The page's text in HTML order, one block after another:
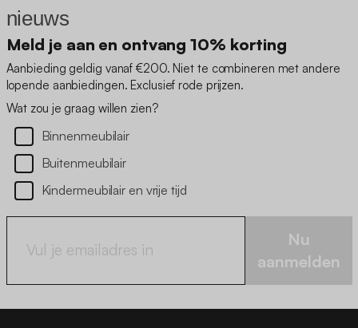
nieuws
Meld je aan en ontvang 10% korting
Aanbieding geldig vanaf €200. Niet te combineren met andere
lopende aanbiedingen. Exclusief rode prijzen.
Wat zou je graag willen zien?
Binnenmeubilair
Buitenmeubilair
Kindermeubilair en vrije tijd
Nu
aanmelden